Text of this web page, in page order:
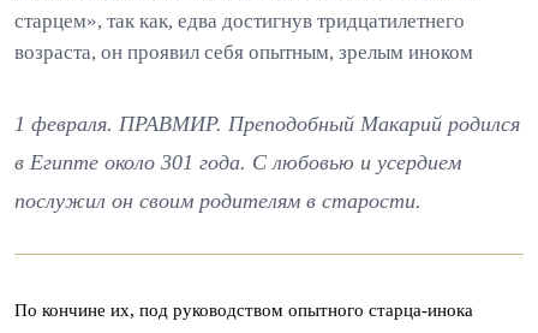
старцем», так как, едва достигнув тридцатилетнего
возраста, он проявил себя опытным, зрелым иноком
1 февраля. ПРАВМИР. Преподобный Макарий родился
в Египте около 301 года. С любовью и усердием
послужил он своим родителям в старости.
По кончине их, под руководством опытного старца-инока